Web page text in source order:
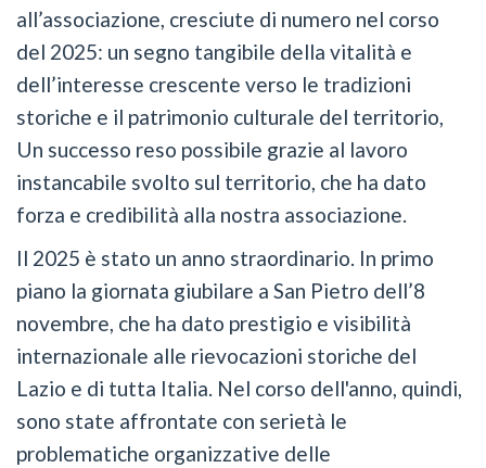
all’associazione, cresciute di numero nel corso
del 2025: un segno tangibile della vitalità e
dell’interesse crescente verso le tradizioni
storiche e il patrimonio culturale del territorio,
Un successo reso possibile grazie al lavoro
instancabile svolto sul territorio, che ha dato
forza e credibilità alla nostra associazione.
Il 2025 è stato un anno straordinario. In primo
piano la giornata giubilare a San Pietro dell’8
novembre, che ha dato prestigio e visibilità
internazionale alle rievocazioni storiche del
Lazio e di tutta Italia. Nel corso dell'anno, quindi,
sono state affrontate con serietà le
problematiche organizzative delle